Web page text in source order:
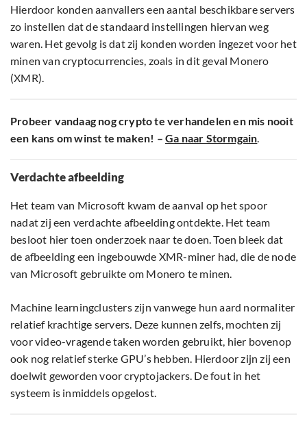
Hierdoor konden aanvallers een aantal beschikbare servers
zo instellen dat de standaard instellingen hiervan weg
waren. Het gevolg is dat zij konden worden ingezet voor het
minen van cryptocurrencies, zoals in dit geval Monero
(XMR).
Probeer vandaag nog crypto te verhandelen en mis nooit
een kans om winst te maken! – Ga naar Stormgain.
Verdachte afbeelding
Het team van Microsoft kwam de aanval op het spoor
nadat zij een verdachte afbeelding ontdekte. Het team
besloot hier toen onderzoek naar te doen. Toen bleek dat
de afbeelding een ingebouwde XMR-miner had, die de node
van Microsoft gebruikte om Monero te minen.
Machine learningclusters zijn vanwege hun aard normaliter
relatief krachtige servers. Deze kunnen zelfs, mochten zij
voor video-vragende taken worden gebruikt, hier bovenop
ook nog relatief sterke GPU’s hebben. Hierdoor zijn zij een
doelwit geworden voor cryptojackers. De fout in het
systeem is inmiddels opgelost.